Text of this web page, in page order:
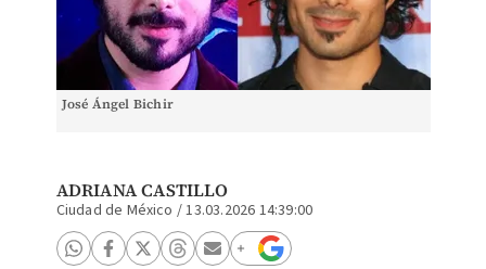
José Ángel Bichir
ADRIANA CASTILLO
Ciudad de México /13.03.2026 14:39:00